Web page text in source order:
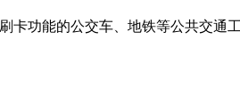
卡功能的公交车、地铁等公共交通